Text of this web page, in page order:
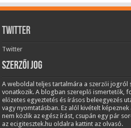
Twitter
Twitter
Szerzői jog
A weboldal teljes tartalmára a szerzői jogról
vonatkozik. A blogban szereplő ismertetők,
előzetes egyeztetés és írásos beleegyezés
vagy nyomtatásban. Ez alól kivételt
nem közlik az egész írást, csupán egy pár
az ecigitesztek.hu oldalra kattint az olvasó.